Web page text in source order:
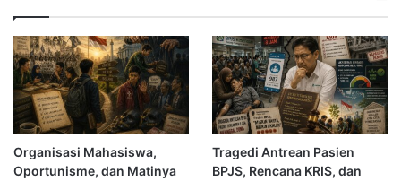
Organisasi Mahasiswa,
Oportunisme, dan Matinya
Tragedi Antrean Pasien
BPJS, Rencana KRIS, dan